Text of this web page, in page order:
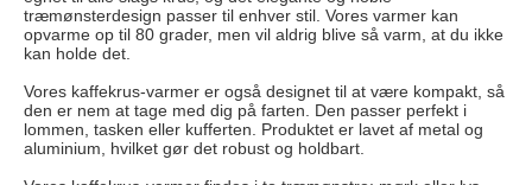
træmønsterdesign passer til enhver stil. Vores varmer kan
opvarme op til 80 grader, men vil aldrig blive så varm, at du ikke
kan holde det.
Vores kaffekrus-varmer er også designet til at være kompakt, så
den er nem at tage med dig på farten. Den passer perfekt i
lommen, tasken eller kufferten. Produktet er lavet af metal og
aluminium, hvilket gør det robust og holdbart.